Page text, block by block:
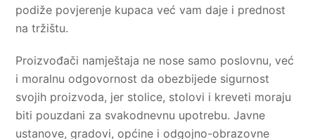
podiže povjerenje kupaca već vam daje i prednost
na tržištu.
Proizvođači namještaja ne nose samo poslovnu, već
i moralnu odgovornost da obezbijede sigurnost
svojih proizvoda, jer stolice, stolovi i kreveti moraju
biti pouzdani za svakodnevnu upotrebu. Javne
ustanove, gradovi, općine i odgojno-obrazovne